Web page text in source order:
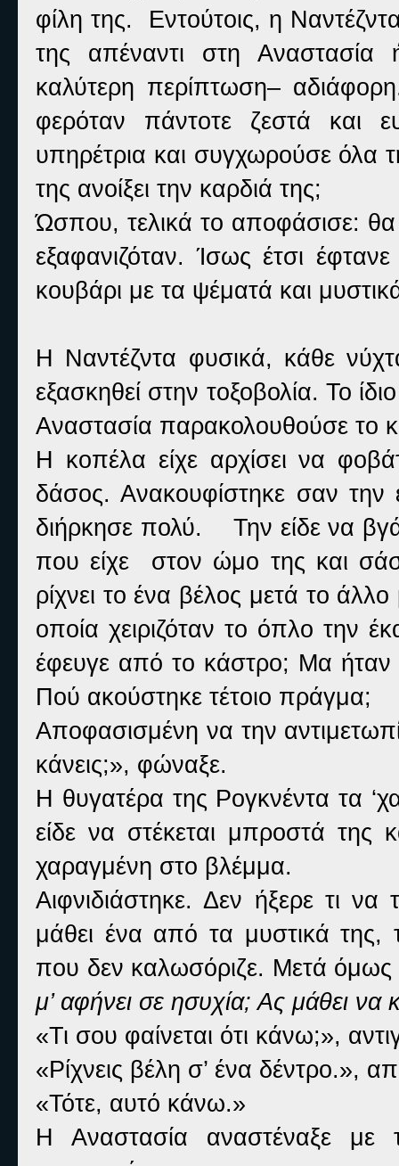
φίλη της. Εντούτοις, η
της απέναντι στη Αναστασία
καλύτερη περίπτωση–
φερόταν πάντοτε ζεστά και
υπηρέτρια και συγχωρούσε όλα
της ανοίξει την καρδιά της;
Ώσπου, τελικά το αποφάσισε:
εξαφανιζόταν. Ίσως έτσι
κουβάρι με τα ψέματά και
Η Ναντέζντα φυσικά, κάθε
εξασκηθεί στην τοξοβολία. Το
Αναστασία παρακολουθούσε το
Η κοπέλα είχε αρχίσει να
δάσος. Ανακουφίστηκε σαν
διήρκησε πολύ. Την είδε να
που είχε στον ώμο της και
ρίχνει το ένα βέλος μετά το
οποία χειριζόταν το όπλο την
έφευγε από το κάστρο; Μα ήταν
Πού ακούστηκε τέτοιο πράγμα;
Αποφασισμένη να την
κάνεις;», φώναξε.
Η θυγατέρα της Ρογκνέντα τα
είδε να στέκεται μπροστά της
χαραγμένη στο βλέμμα.
Αιφνιδιάστηκε. Δεν ήξερε τι
μάθει ένα από τα μυστικά της,
που δεν καλωσόριζε. Μετά
μ’ αφήνει σε ησυχία; Ας μάθει να
«Τι σου φαίνεται ότι κάνω;»,
«Ρίχνεις βέλη σ’ ένα δέντρο.»,
«Τότε, αυτό κάνω.»
Η Αναστασία αναστέναξε με